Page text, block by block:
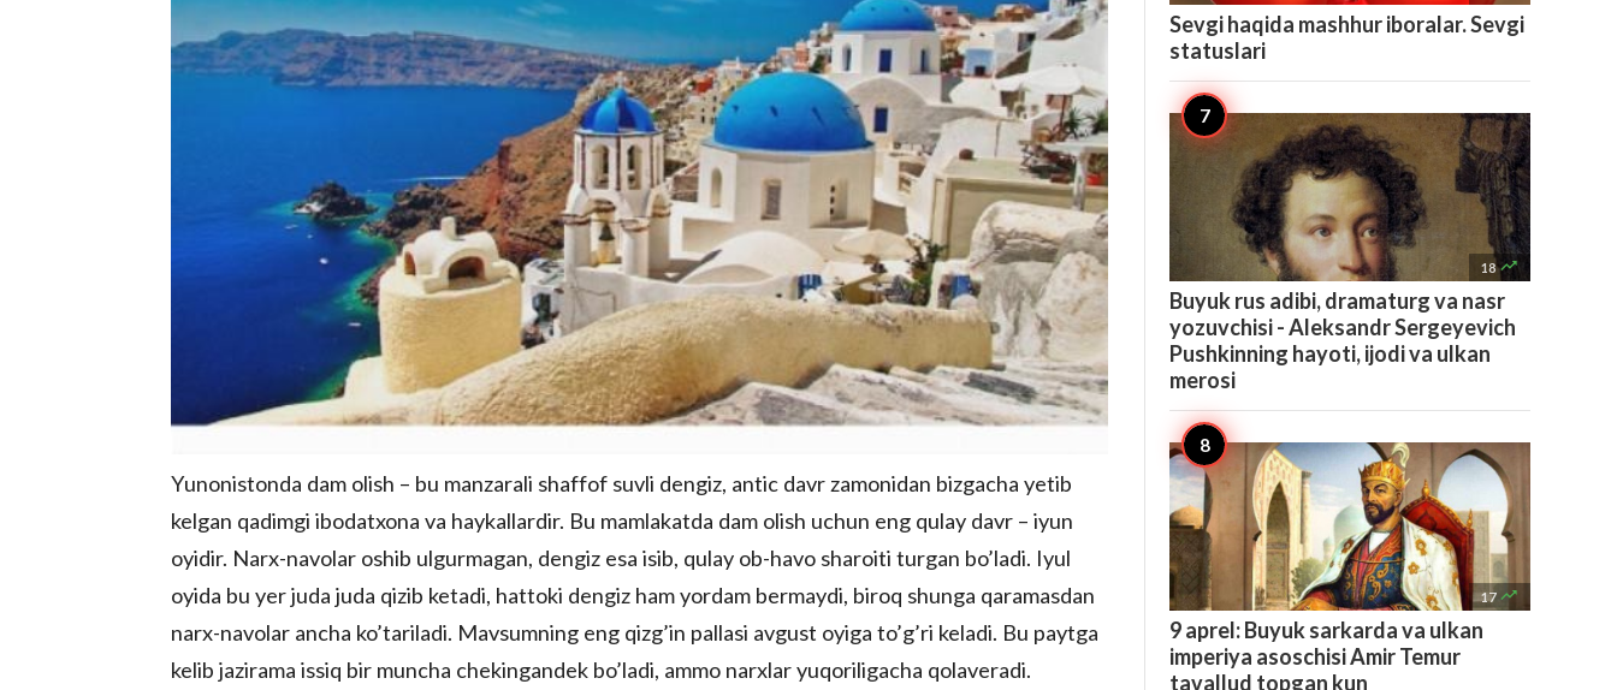
Yunonistonda dam olish – bu manzarali shaffof suvli dengiz, antic davr zamonidan bizgacha yetib
kelgan qadimgi ibodatxona va haykallardir. Bu mamlakatda dam olish uchun eng qulay davr – iyun
oyidir. Narx-navolar oshib ulgurmagan, dengiz esa isib, qulay ob-havo sharoiti turgan bo’ladi. Iyul
oyida bu yer juda juda qizib ketadi, hattoki dengiz ham yordam bermaydi, biroq shunga qaramasdan
narx-navolar ancha ko’tariladi. Mavsumning eng qizg’in pallasi avgust oyiga to’g’ri keladi. Bu paytga
kelib jazirama issiq bir muncha chekingandek bo’ladi, ammo narxlar yuqoriligacha qolaveradi.
Sevgi haqida mashhur iboralar. Sevgi
statuslari
18 
Buyuk rus adibi, dramaturg va nasr
yozuvchisi - Aleksandr Sergeyevich
Pushkinning hayoti, ijodi va ulkan
merosi
17 
9 aprel: Buyuk sarkarda va ulkan
imperiya asoschisi Amir Temur
tavallud topgan kun